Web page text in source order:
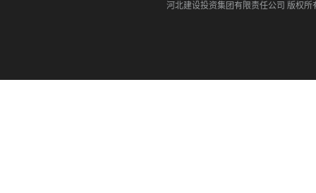
河北建设投资集团有限责任公司 版权所